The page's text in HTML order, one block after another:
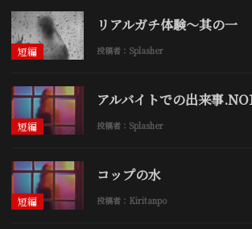
短編
リアルガチ体験〜其の一
投稿者：Splasher
短編
アルバイトでの出来事
投稿者：Splasher
短編
コップの水
投稿者：Kiritanpo